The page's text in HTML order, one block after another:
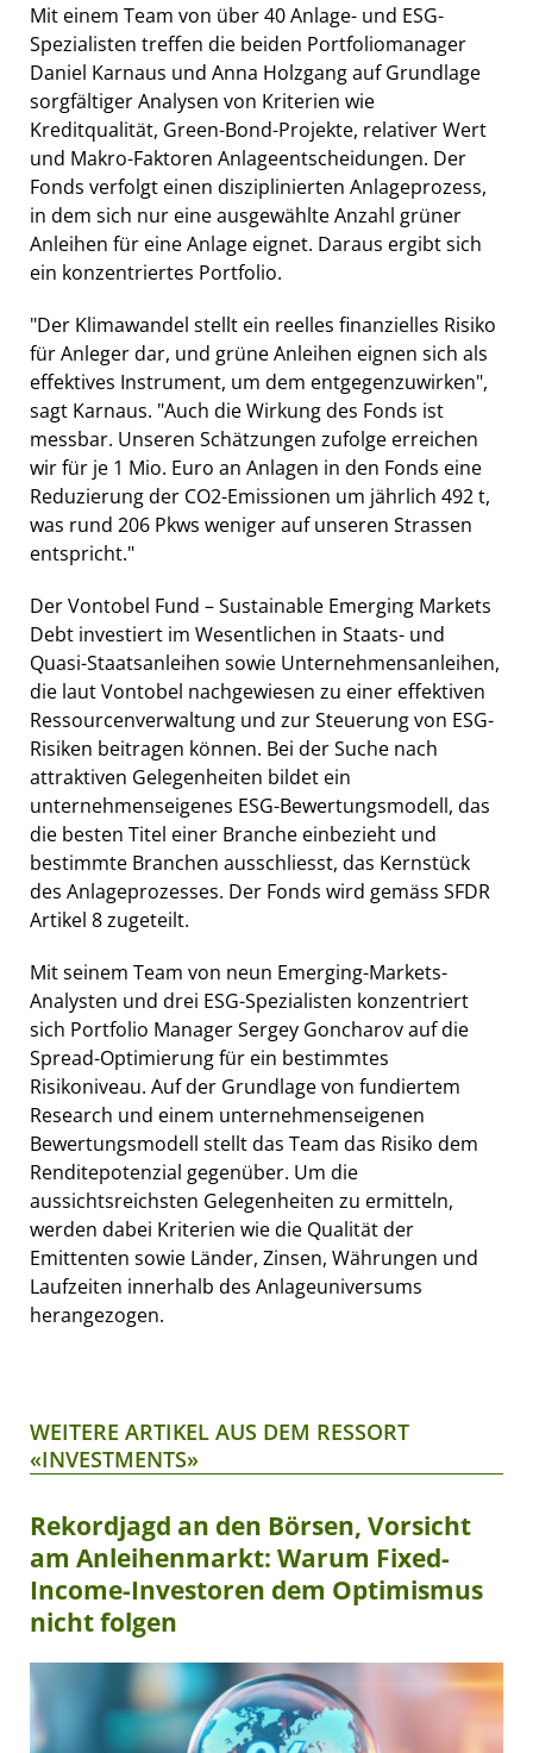
Mit einem Team von über 40 Anlage- und ESG-
Spezialisten treffen die beiden Portfoliomanager
Daniel Karnaus und Anna Holzgang auf Grundlage
sorgfältiger Analysen von Kriterien wie
Kreditqualität, Green-Bond-Projekte, relativer Wert
und Makro-Faktoren Anlageentscheidungen. Der
Fonds verfolgt einen disziplinierten Anlageprozess,
in dem sich nur eine ausgewählte Anzahl grüner
Anleihen für eine Anlage eignet. Daraus ergibt sich
ein konzentriertes Portfolio.
"Der Klimawandel stellt ein reelles finanzielles Risiko
für Anleger dar, und grüne Anleihen eignen sich als
effektives Instrument, um dem entgegenzuwirken",
sagt Karnaus. "Auch die Wirkung des Fonds ist
messbar. Unseren Schätzungen zufolge erreichen
wir für je 1 Mio. Euro an Anlagen in den Fonds eine
Reduzierung der CO2-Emissionen um jährlich 492 t,
was rund 206 Pkws weniger auf unseren Strassen
entspricht."
Der Vontobel Fund – Sustainable Emerging Markets
Debt investiert im Wesentlichen in Staats- und
Quasi-Staatsanleihen sowie Unternehmensanleihen,
die laut Vontobel nachgewiesen zu einer effektiven
Ressourcenverwaltung und zur Steuerung von ESG-
Risiken beitragen können. Bei der Suche nach
attraktiven Gelegenheiten bildet ein
unternehmenseigenes ESG-Bewertungsmodell, das
die besten Titel einer Branche einbezieht und
bestimmte Branchen ausschliesst, das Kernstück
des Anlageprozesses. Der Fonds wird gemäss SFDR
Artikel 8 zugeteilt.
Mit seinem Team von neun Emerging-Markets-
Analysten und drei ESG-Spezialisten konzentriert
sich Portfolio Manager Sergey Goncharov auf die
Spread-Optimierung für ein bestimmtes
Risikoniveau. Auf der Grundlage von fundiertem
Research und einem unternehmenseigenen
Bewertungsmodell stellt das Team das Risiko dem
Renditepotenzial gegenüber. Um die
aussichtsreichsten Gelegenheiten zu ermitteln,
werden dabei Kriterien wie die Qualität der
Emittenten sowie Länder, Zinsen, Währungen und
Laufzeiten innerhalb des Anlageuniversums
herangezogen.
WEITERE ARTIKEL AUS DEM RESSORT
«INVESTMENTS»
Rekordjagd an den Börsen, Vorsicht
am Anleihenmarkt: Warum Fixed-
Income-Investoren dem Optimismus
nicht folgen